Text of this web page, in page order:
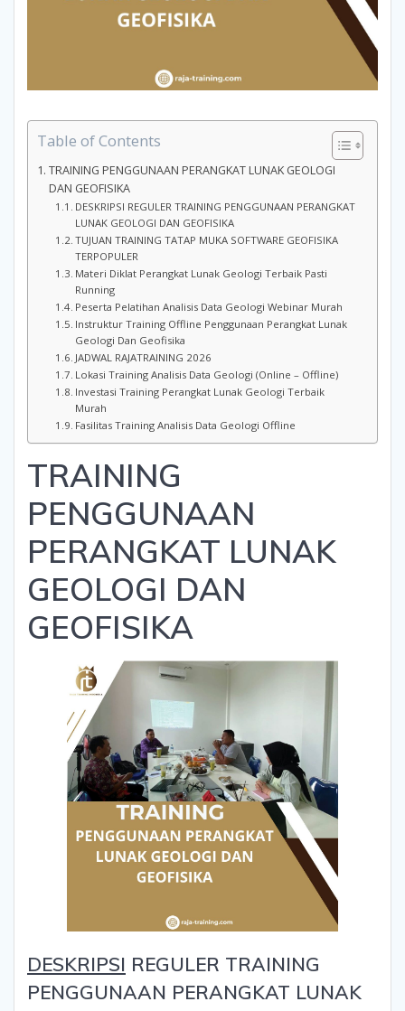
Table of Contents
TRAINING PENGGUNAAN PERANGKAT LUNAK GEOLOGI
DAN GEOFISIKA
DESKRIPSI REGULER TRAINING PENGGUNAAN PERANGKAT
LUNAK GEOLOGI DAN GEOFISIKA
TUJUAN TRAINING TATAP MUKA SOFTWARE GEOFISIKA
TERPOPULER
Materi Diklat Perangkat Lunak Geologi Terbaik Pasti
Running
Peserta Pelatihan Analisis Data Geologi Webinar Murah
Instruktur Training Offline Penggunaan Perangkat Lunak
Geologi Dan Geofisika
JADWAL RAJATRAINING 2026
Lokasi Training Analisis Data Geologi (Online – Offline)
Investasi Training Perangkat Lunak Geologi Terbaik
Murah
Fasilitas Training Analisis Data Geologi Offline
TRAINING
PENGGUNAAN
PERANGKAT LUNAK
GEOLOGI DAN
GEOFISIKA
DESKRIPSI REGULER TRAINING
PENGGUNAAN PERANGKAT LUNAK